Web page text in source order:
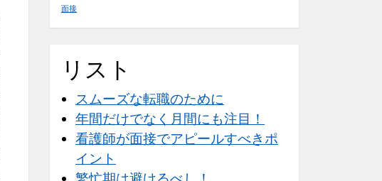
面接
リスト
スムーズな転職のために
年間だけでなく月間にも注目！
看護師が面接でアピールすべきポ
イント